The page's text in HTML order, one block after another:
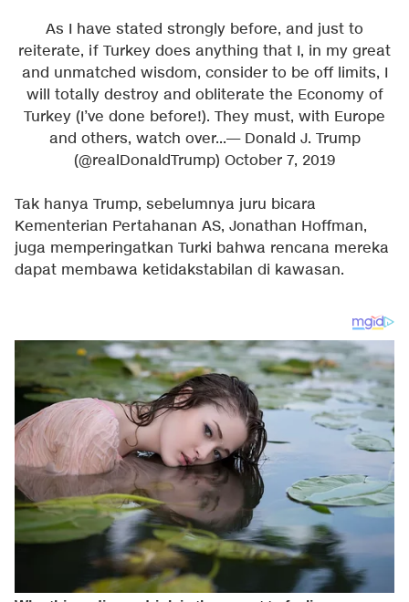
As I have stated strongly before, and just to
reiterate, if Turkey does anything that I, in my great
and unmatched wisdom, consider to be off limits, I
will totally destroy and obliterate the Economy of
Turkey (I’ve done before!). They must, with Europe
and others, watch over...— Donald J. Trump
(@realDonaldTrump) October 7, 2019
Tak hanya Trump, sebelumnya juru bicara
Kementerian Pertahanan AS, Jonathan Hoffman,
juga memperingatkan Turki bahwa rencana mereka
dapat membawa ketidakstabilan di kawasan.